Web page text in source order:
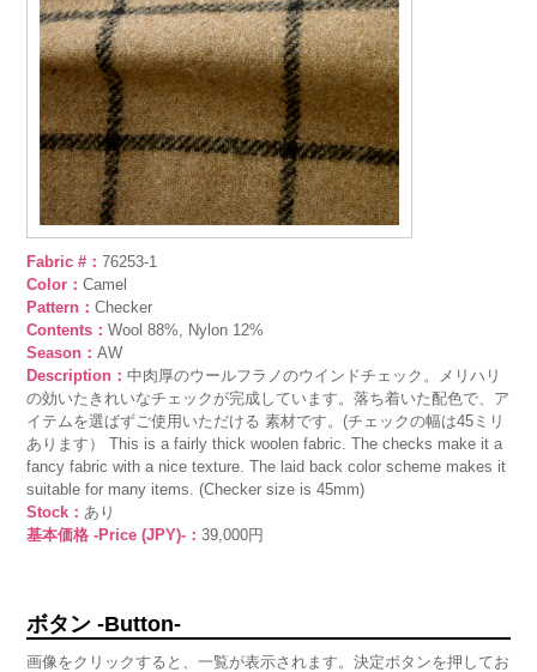
Fabric #：76253-1
Color：Camel
Pattern：Checker
Contents：Wool 88%, Nylon 12%
Season：AW
Description：中肉厚のウールフラノのウインドチェック。メリハリ
の効いたきれいなチェックが完成しています。落ち着いた配色で、ア
イテムを選ばずご使用いただける 素材です。(チェックの幅は45ミリ
あります） This is a fairly thick woolen fabric. The checks make it a
fancy fabric with a nice texture. The laid back color scheme makes it
suitable for many items. (Checker size is 45mm)
Stock：あり
基本価格 -Price (JPY)-：39,000円
ボタン -Button-
画像をクリックすると、一覧が表示されます。決定ボタンを押してお